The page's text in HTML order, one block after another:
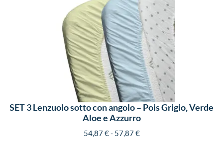
SET 3 Lenzuolo sotto con angolo – Pois Grigio, Verde
Aloe e Azzurro
54,87€- 57,87€